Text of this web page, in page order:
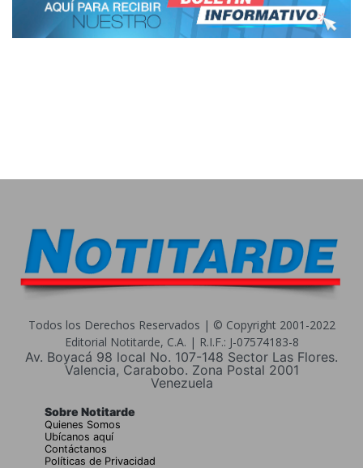
Todos los Derechos Reservados | © Copyright 2001-2022
Editorial Notitarde, C.A. | R.I.F.: J-07574183-8
Av. Boyacá 98 local No. 107-148 Sector Las Flores.
Valencia, Carabobo. Zona Postal 2001
Venezuela
Sobre Notitarde
Quienes Somos
Ubícanos aquí
Contáctanos
Políticas de Privacidad